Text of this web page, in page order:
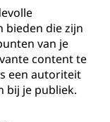
bieden die zijn
van je
content te
een autoriteit
bij je publiek.